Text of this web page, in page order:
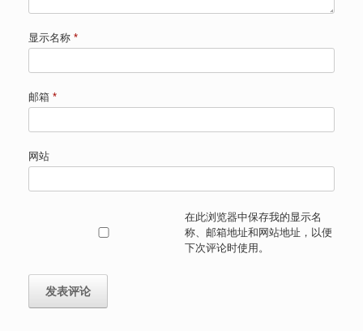
显示名称 *
邮箱 *
网站
在此浏览器中保存我的显示名
称、邮箱地址和网站地址，以便
下次评论时使用。